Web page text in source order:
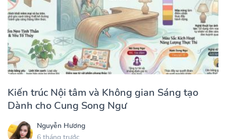
Kiến trúc Nội tâm và Không gian Sáng tạo
Dành cho Cung Song Ngư
Nguyễn Hương